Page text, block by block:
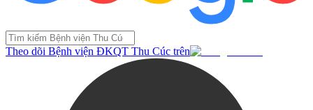
Theo dõi Bệnh viện ĐKQT Thu Cúc trên